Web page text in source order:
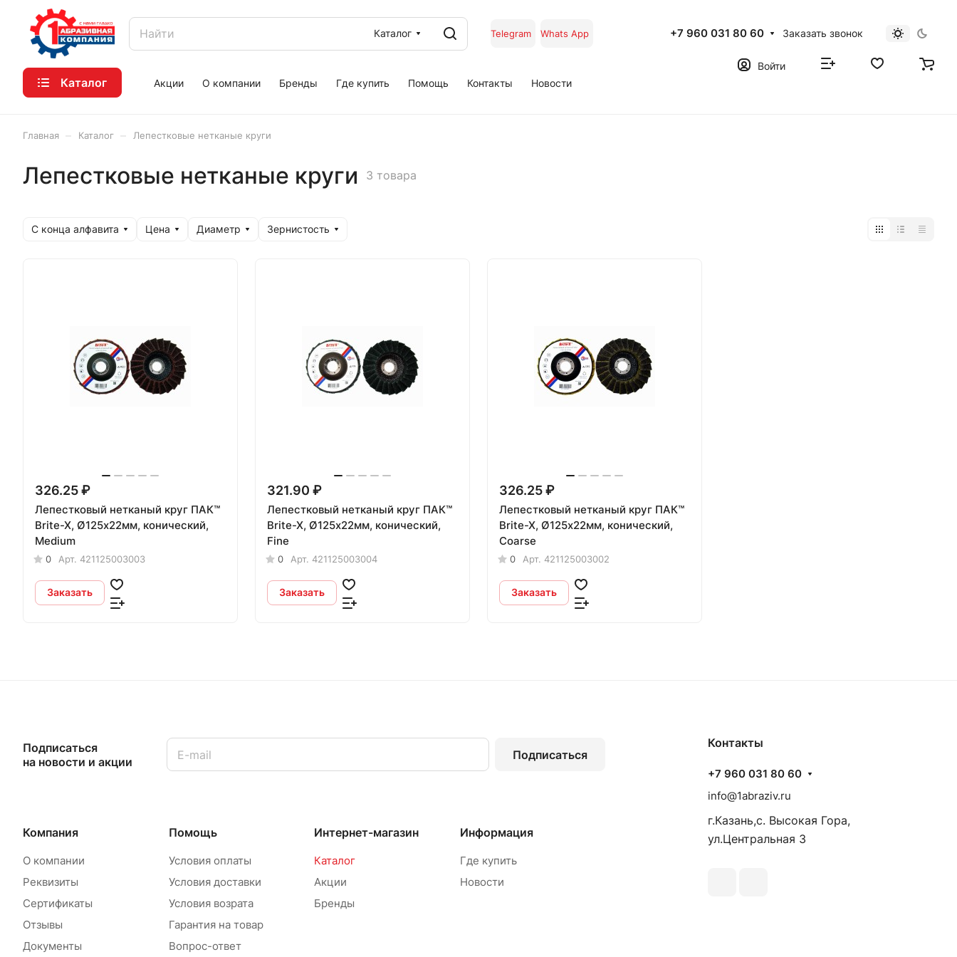
Каталог Telegram Whats App +7 960 031 80 60 Заказать звонок
Каталог Акции О компании Бренды Где купить Помощь Контакты Новости
Войти
Главная Каталог Лепестковые нетканые круги
Лепестковые нетканые круги 3 товара
С конца алфавита Цена Диаметр Зернистость
326.25 ₽
Лепестковый нетканый круг ПАК™
Brite-X, Ø125х22мм, конический,
Medium
0 Арт. 421125003003
Заказать
321.90 ₽
Лепестковый нетканый круг ПАК™
Brite-X, Ø125х22мм, конический,
Fine
0 Арт. 421125003004
Заказать
326.25 ₽
Лепестковый нетканый круг ПАК™
Brite-X, Ø125х22мм, конический,
Coarse
0 Арт. 421125003002
Заказать
Подписаться
на новости и акции
Подписаться
Компания
О компании
Реквизиты
Сертификаты
Отзывы
Документы
Помощь
Условия оплаты
Условия доставки
Условия возрата
Гарантия на товар
Вопрос-ответ
Интернет-магазин
Каталог
Акции
Бренды
Информация
Где купить
Новости
Контакты
+7 960 031 80 60
info@1abraziv.ru
г.Казань,с. Высокая Гора,
ул.Центральная 3